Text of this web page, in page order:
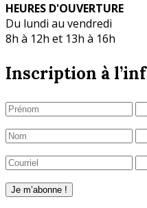
HEURES D'OUVERTURE
Du lundi au vendredi
8h à 12h et 13h à 16h
Inscription à